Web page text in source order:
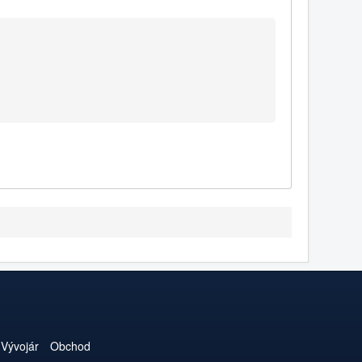
Vývojár Obchod